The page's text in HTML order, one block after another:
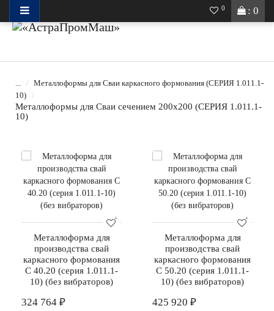
: 0
0
...
Металлоформы для Сваи каркасного формования (СЕРИЯ 1.011.1-
10)
Металлоформы для Сваи сечением 200х200 (СЕРИЯ 1.011.1-
10)
Металлоформа для
производства свай
каркасного формования
С 40.20 (серия 1.011.1-
10) (без вибраторов)
324 764 ₽
Металлоформа для
производства свай
каркасного формования
С 50.20 (серия 1.011.1-
10) (без вибраторов)
425 920 ₽